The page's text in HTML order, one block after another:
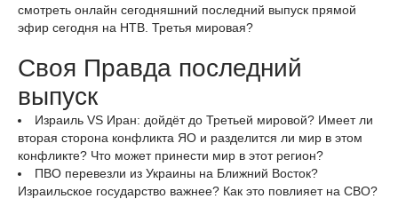
смотреть онлайн сегодняшний последний выпуск прямой
эфир сегодня на НТВ. Третья мировая?
Своя Правда последний
выпуск
Израиль VS Иран: дойдёт до Третьей мировой? Имеет ли
вторая сторона конфликта ЯО и разделится ли мир в этом
конфликте? Что может принести мир в этот регион?
ПВО перевезли из Украины на Ближний Восток?
Израильское государство важнее? Как это повлияет на СВО?